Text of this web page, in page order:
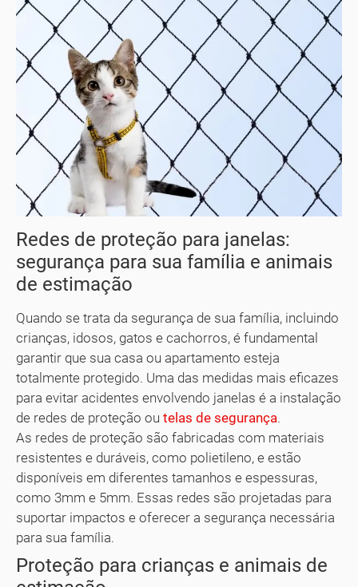
Redes de proteção para janelas:
segurança para sua família e animais
de estimação
Quando se trata da segurança de sua família, incluindo
crianças, idosos, gatos e cachorros, é fundamental
garantir que sua casa ou apartamento esteja
totalmente protegido. Uma das medidas mais eficazes
para evitar acidentes envolvendo janelas é a instalação
de redes de proteção ou telas de segurança.
As redes de proteção são fabricadas com materiais
resistentes e duráveis, como polietileno, e estão
disponíveis em diferentes tamanhos e espessuras,
como 3mm e 5mm. Essas redes são projetadas para
suportar impactos e oferecer a segurança necessária
para sua família.
Proteção para crianças e animais de